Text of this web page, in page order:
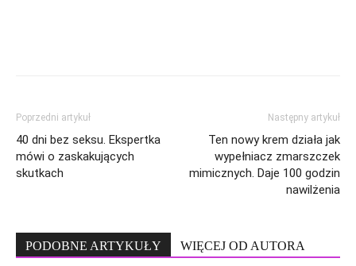
Poprzedni artykuł
40 dni bez seksu. Ekspertka
mówi o zaskakujących
skutkach
Następny artykuł
Ten nowy krem działa jak
wypełniacz zmarszczek
mimicznych. Daje 100 godzin
nawilżenia
PODOBNE ARTYKUŁY WIĘCEJ OD AUTORA